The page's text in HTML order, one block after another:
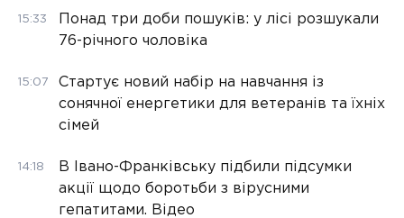
15:33
Понад три доби пошуків: у лісі розшукали
76-річного чоловіка
15:07
Стартує новий набір на навчання із
сонячної енергетики для ветеранів та їхніх
сімей
14:18
В Івано-Франківську підбили підсумки
акції щодо боротьби з вірусними
гепатитами. Відео